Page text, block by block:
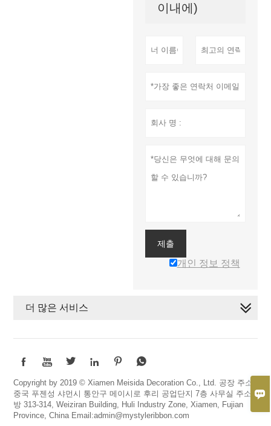

이내에)
제출
개인 정보 정책
더 많은 서비스
     
Copyright by 2019 © Xiamen Meisida Decoration Co., Ltd. 공장 주소:
중국 푸젠성 샤먼시 통안구 메이시로 후리 공업단지 7층 사무실 주소:
방 313-314, Weiziran Building, Huli Industry Zone, Xiamen, Fujian
Province, China Email:admin@mystyleribbon.com